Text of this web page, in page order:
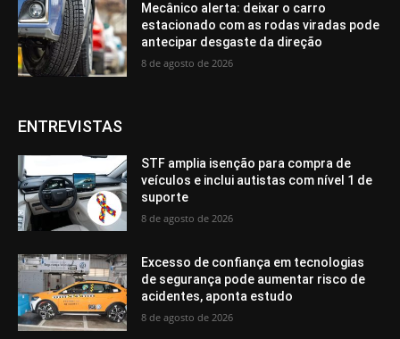
Mecânico alerta: deixar o carro
estacionado com as rodas viradas pode
antecipar desgaste da direção
8 de agosto de 2026
ENTREVISTAS
STF amplia isenção para compra de
veículos e inclui autistas com nível 1 de
suporte
8 de agosto de 2026
Excesso de confiança em tecnologias
de segurança pode aumentar risco de
acidentes, aponta estudo
8 de agosto de 2026